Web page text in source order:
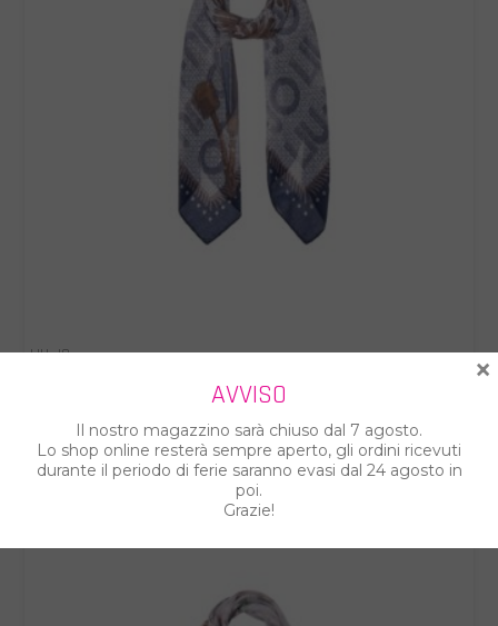
LIU-JO
LIU-JO FOULARD DONNA 2A6037T2745
€ 34.00
€ 49.00
AVVISO
Il nostro magazzino sarà chiuso dal 7 agosto.
Lo shop online resterà sempre aperto, gli ordini ricevuti
durante il periodo di ferie saranno evasi dal 24 agosto in
poi.
Grazie!
×